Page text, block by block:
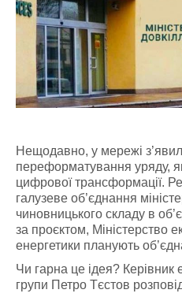
Нещодавно, у мережі
переформатування уряду,
цифрової трансформації.
галузеве об’єднання
чиновницького складу в
за проєктом, Міністерство
енергетики планують
Чи гарна це ідея? Керівник
групи Петро Тєстов